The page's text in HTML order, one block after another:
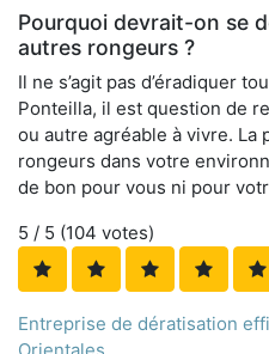
Pourquoi devrait-on se
autres rongeurs ?
Il ne s’agit pas d’éradiquer
Ponteilla, il est question de
ou autre agréable à vivre. La
rongeurs dans votre
de bon pour vous ni pour
5 / 5 (104 votes)
Entreprise de dératisation